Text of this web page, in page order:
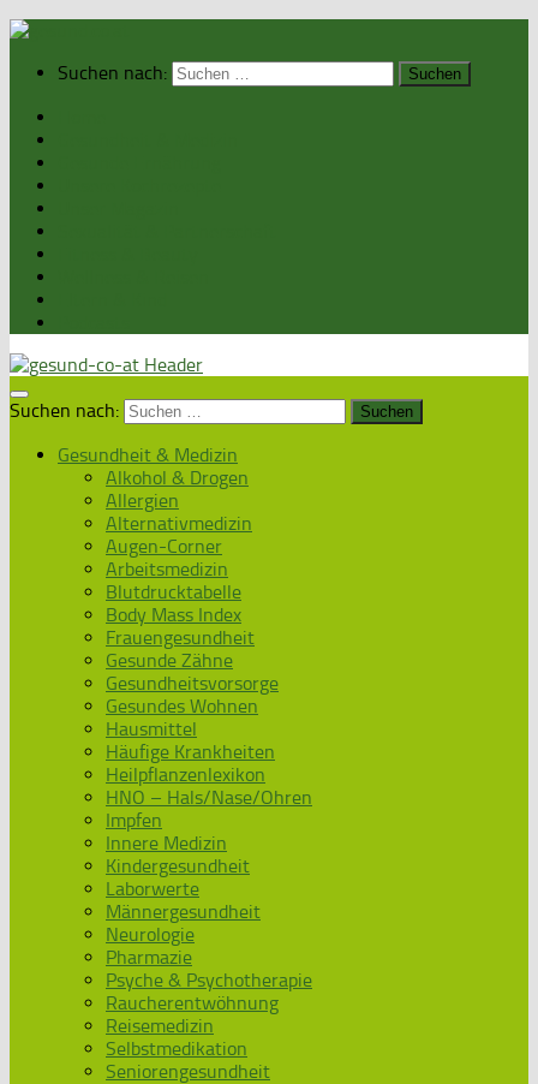
Suchen nach:
Suchen nach:
Gesundheit & Medizin
Alkohol & Drogen
Allergien
Alternativmedizin
Augen-Corner
Arbeitsmedizin
Blutdrucktabelle
Body Mass Index
Frauengesundheit
Gesunde Zähne
Gesundheitsvorsorge
Gesundes Wohnen
Hausmittel
Häufige Krankheiten
Heilpflanzenlexikon
HNO – Hals/Nase/Ohren
Impfen
Innere Medizin
Kindergesundheit
Laborwerte
Männergesundheit
Neurologie
Pharmazie
Psyche & Psychotherapie
Raucherentwöhnung
Reisemedizin
Selbstmedikation
Seniorengesundheit